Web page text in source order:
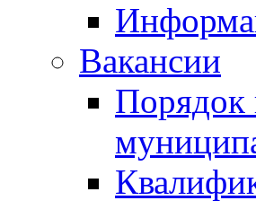
Вакансии
Порядок